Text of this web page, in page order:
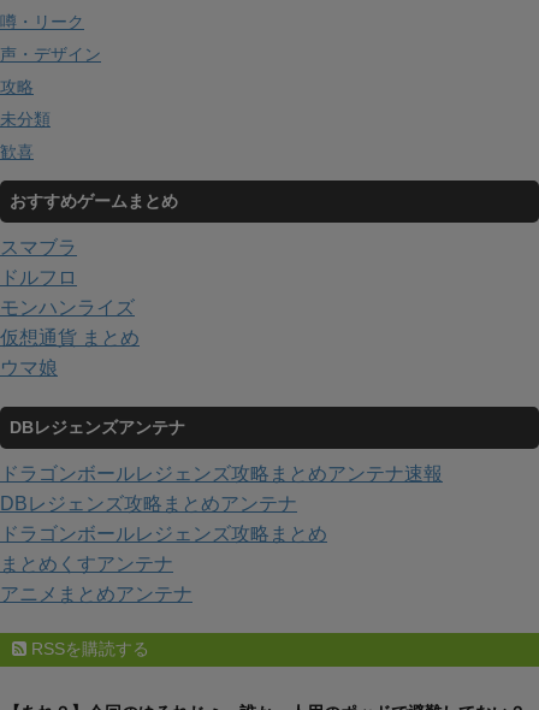
噂・リーク
声・デザイン
攻略
未分類
歓喜
おすすめゲームまとめ
スマブラ
ドルフロ
モンハンライズ
仮想通貨 まとめ
ウマ娘
DBレジェンズアンテナ
ドラゴンボールレジェンズ攻略まとめアンテナ速報
DBレジェンズ攻略まとめアンテナ
ドラゴンボールレジェンズ攻略まとめ
まとめくすアンテナ
アニメまとめアンテナ
RSSを購読する